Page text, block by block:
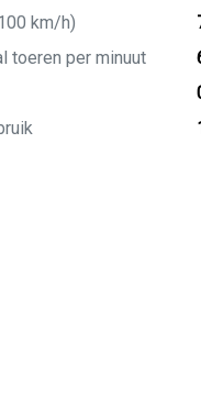
km/h)
toeren per minuut